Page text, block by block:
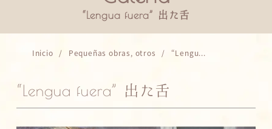
“Lengua fuera” 出た舌
Inicio Pequeñas obras, otros “Lengu...
“Lengua fuera” 出た舌